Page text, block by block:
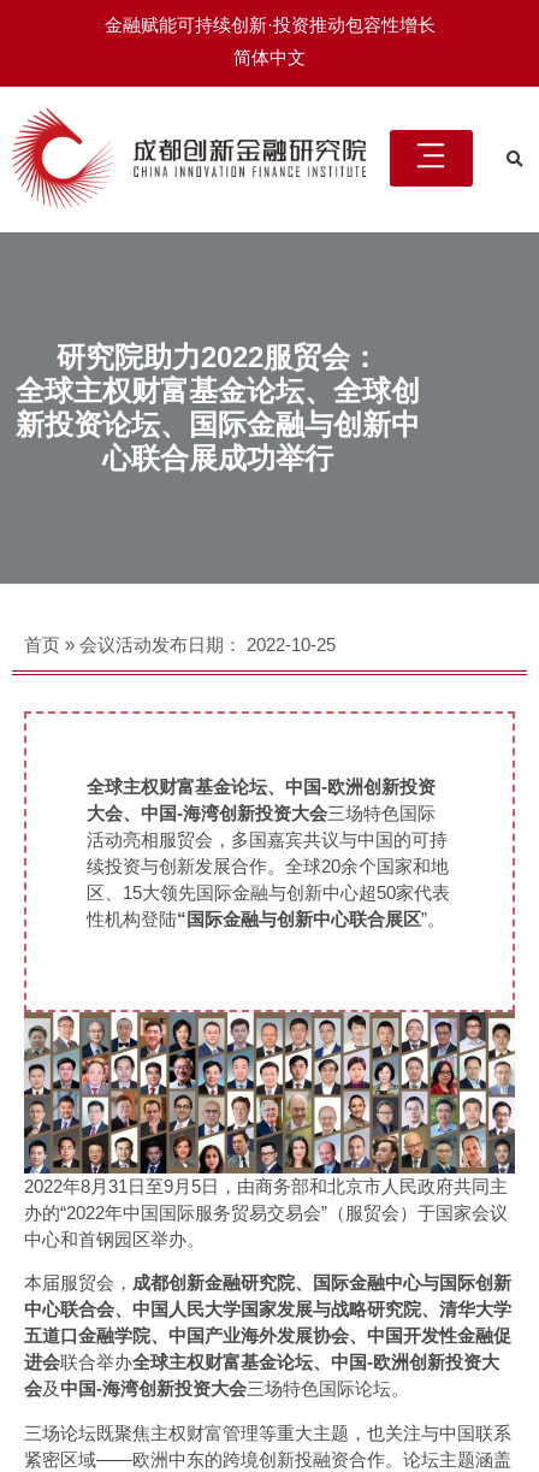
金融赋能可持续创新·投资推动包容性增长
简体中文
研究院助力2022服贸会：
全球主权财富基金论坛、全球创
新投资论坛、国际金融与创新中
心联合展成功举行
首页 » 会议活动发布日期： 2022-10-25
全球主权财富基金论坛、中国-欧洲创新投资
大会、中国-海湾创新投资大会三场特色国际
活动亮相服贸会，多国嘉宾共议与中国的可持
续投资与创新发展合作。全球20余个国家和地
区、15大领先国际金融与创新中心超50家代表
性机构登陆“国际金融与创新中心联合展区”。
2022年8月31日至9月5日，由商务部和北京市人民政府共同主
办的“2022年中国国际服务贸易交易会”（服贸会）于国家会议
中心和首钢园区举办。
本届服贸会， 成都创新金融研究院、国际金融中心与国际创新
中心联合会、中国人民大学国家发展与战略研究院、清华大学
五道口金融学院、中国产业海外发展协会、中国开发性金融促
进会联合举办全球主权财富基金论坛、中国-欧洲创新投资大
会及中国-海湾创新投资大会三场特色国际论坛。
三场论坛既聚焦主权财富管理等重大主题，也关注与中国联系
紧密区域——欧洲中东的跨境创新投融资合作。论坛主题涵盖